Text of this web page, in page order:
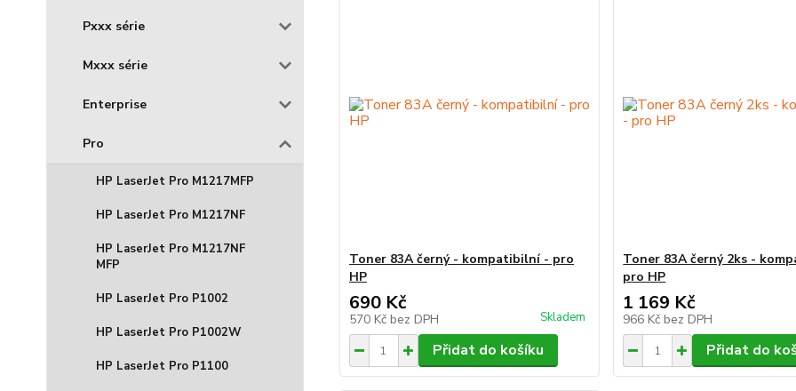
Pxxx série
Mxxx série
Enterprise
Pro
HP LaserJet Pro M1217MFP
HP LaserJet Pro M1217NF
HP LaserJet Pro M1217NF
MFP
HP LaserJet Pro P1002
HP LaserJet Pro P1002W
HP LaserJet Pro P1100
Toner 83A černý - kompatibilní - pro
HP
690 Kč
570 Kč bez DPH Skladem
Přidat do košíku
Toner 83A černý 2ks -
pro HP
1 169 Kč
966 Kč bez DPH
Přidat do